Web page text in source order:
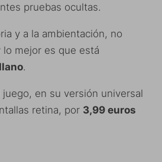
pruebas ocultas.
y a la ambientación, no
mejor es que está
.
en su versión universal
retina, por 3,99 euros